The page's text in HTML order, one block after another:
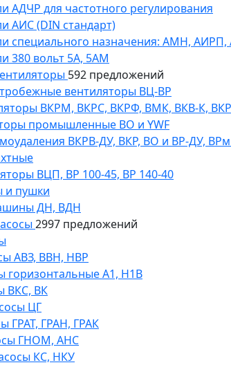
АДЧР для частотного регулирования
АИС (DIN стандарт)
специального назначения: АМН,
380 вольт 5А, 5АМ
592 предложений
вентиляторы ВЦ-ВР
ВКРМ, ВКРС, ВКРФ, ВМК, ВКВ-К,
промышленные ВО и YWF
ВКРВ-ДУ, ВКР, ВО и ВР-ДУ,
ВЦП, ВР 100-45, ВР 140-40
и пушки
ДН, ВДН
2997 предложений
АВЗ, ВВН, НВР
горизонтальные А1, Н1В
ВКС, ВК
ЦГ
ГРАТ, ГРАН, ГРАК
ГНОМ, АНС
КС, НКУ